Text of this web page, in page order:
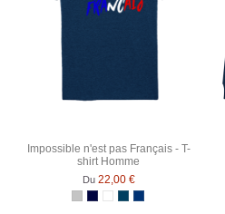
Impossible n'est pas Français - T-
shirt Homme
Du 22,00 €
Gris Chiné
Bleu Marine
BlancDenimBleu Marine Chiné